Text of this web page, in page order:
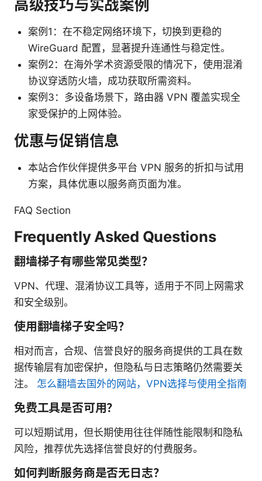
高级技巧与实战案例
案例1：在不稳定网络环境下，切换到更稳的
WireGuard 配置，显著提升连通性与稳定性。
案例2：在海外学术资源受限的情况下，使用混淆
协议穿透防火墙，成功获取所需资料。
案例3：多设备场景下，路由器 VPN 覆盖实现全
家受保护的上网体验。
优惠与促销信息
本站合作伙伴提供多平台 VPN 服务的折扣与试用
方案，具体优惠以服务商页面为准。
FAQ Section
Frequently Asked Questions
翻墙梯子有哪些常见类型？
VPN、代理、混淆协议工具等，适用于不同上网需求
和安全级别。
使用翻墙梯子安全吗？
相对而言，合规、信誉良好的服务商提供的工具在数
据传输层有加密保护，但隐私与日志策略仍然需要关
注。 怎么翻墙去国外的网站，VPN选择与使用全指南
免费工具是否可用？
可以短期试用，但长期使用往往伴随性能限制和隐私
风险，推荐优先选择信誉良好的付费服务。
如何判断服务商是否无日志？